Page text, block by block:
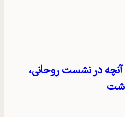
در نشست روحانی،